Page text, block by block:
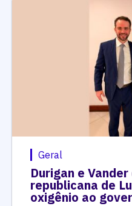
Geral
Durigan e
republicana de
oxigênio ao